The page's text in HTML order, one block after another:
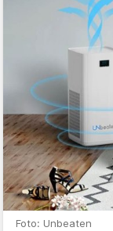
Foto: Unbeaten